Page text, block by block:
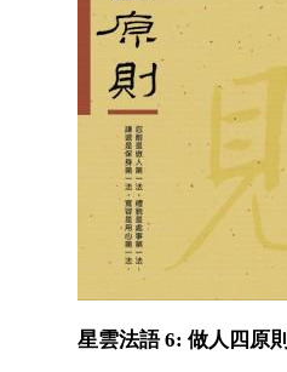
星雲法語 6: 做人四原則